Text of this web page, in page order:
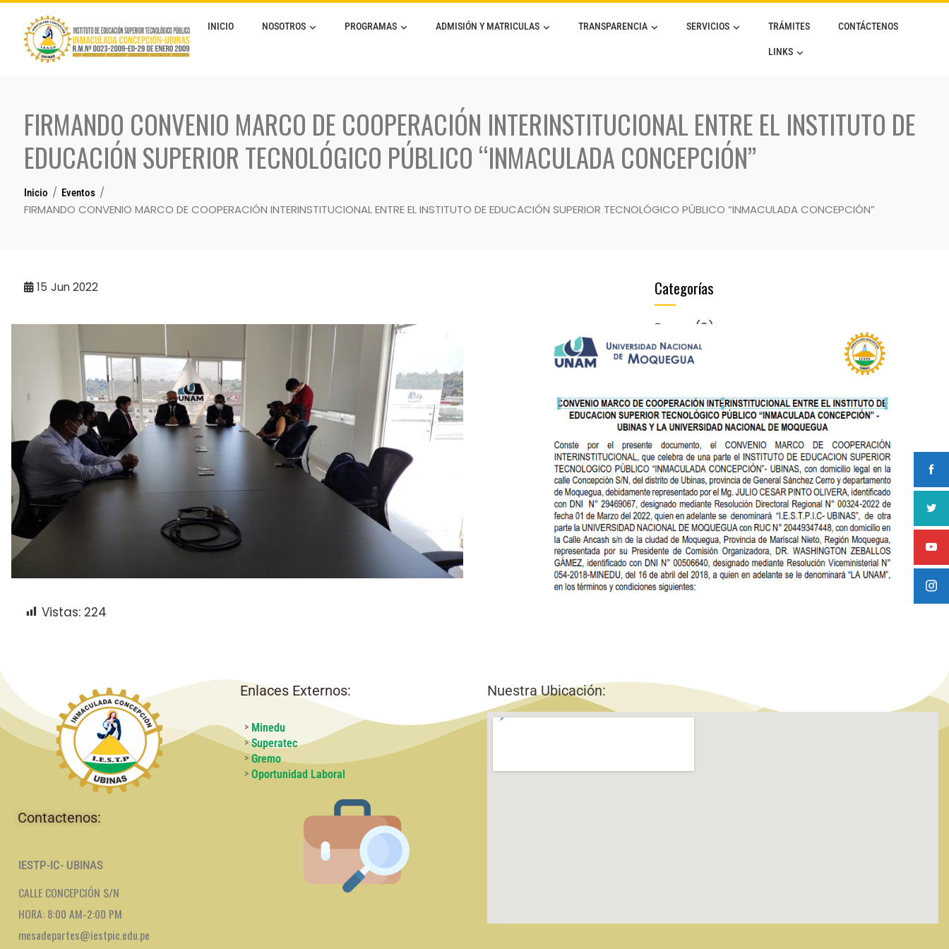
INICIO NOSOTROS PROGRAMAS ADMISIÓN Y MATRICULAS TRANSPARENCIA SERVICIOS TRÁMITES CONTÁCTENOS
LINKS
FIRMANDO CONVENIO MARCO DE COOPERACIÓN INTERINSTITUCIONAL ENTRE EL INSTITUTO DE
EDUCACIÓN SUPERIOR TECNOLÓGICO PÚBLICO “INMACULADA CONCEPCIÓN”
Inicio Eventos
FIRMANDO CONVENIO MARCO DE COOPERACIÓN INTERINSTITUCIONAL ENTRE EL INSTITUTO DE EDUCACIÓN SUPERIOR TECNOLÓGICO PÚBLICO “INMACULADA CONCEPCIÓN”
15 Jun 2022
Vistas: 224
Categorías
Eventos (9)
Noticias(8)
Contactenos:
IESTP-IC- UBINAS
CALLE CONCEPCIÓN S/N
HORA: 8:00 AM-2:00 PM
mesadepartes@iestpic.edu.pe
Enlaces Externos:
> Minedu
>Superatec
>Gremo
>Oportunidad Laboral
Nuestra Ubicación: